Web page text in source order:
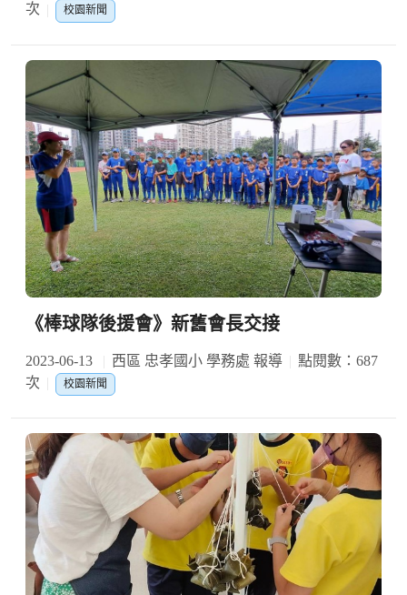
次
校園新聞
《棒球隊後援會》新舊會長交接
2023-06-13 西區 忠孝國小 學務處 報導
點閱數：687
次
校園新聞